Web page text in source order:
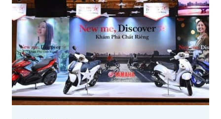
YAMAHA
TPHCM
NÊN
XEM